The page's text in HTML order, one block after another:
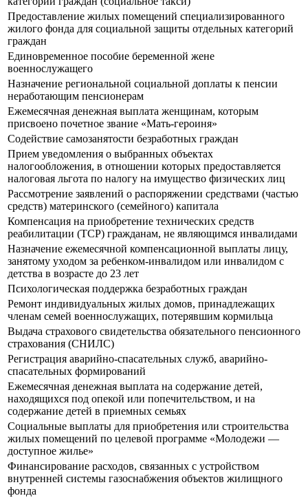
Предоставление жилых помещений специализированного
жилого фонда для социальной защиты отдельных категорий
граждан
Единовременное пособие беременной жене
военнослужащего
Назначение региональной социальной доплаты к пенсии
неработающим пенсионерам
Ежемесячная денежная выплата женщинам, которым
присвоено почетное звание «Мать-героиня»
Содействие самозанятости безработных граждан
Прием уведомления о выбранных объектах
налогообложения, в отношении которых предоставляется
налоговая льгота по налогу на имущество физических лиц
Рассмотрение заявлений о распоряжении средствами (частью
средств) материнского (семейного) капитала
Компенсация на приобретение технических средств
реабилитации (ТСР) гражданам, не являющимся инвалидами
Назначение ежемесячной компенсационной выплаты лицу,
занятому уходом за ребенком-инвалидом или инвалидом с
детства в возрасте до 23 лет
Психологическая поддержка безработных граждан
Ремонт индивидуальных жилых домов, принадлежащих
членам семей военнослужащих, потерявшим кормильца
Выдача страхового свидетельства обязательного пенсионного
страхования (СНИЛС)
Регистрация аварийно-спасательных служб, аварийно-
спасательных формирований
Ежемесячная денежная выплата на содержание детей,
находящихся под опекой или попечительством, и на
содержание детей в приемных семьях
Социальные выплаты для приобретения или строительства
жилых помещений по целевой программе «Молодежи —
доступное жилье»
Финансирование расходов, связанных с устройством
внутренней системы газоснабжения объектов жилищного
фонда